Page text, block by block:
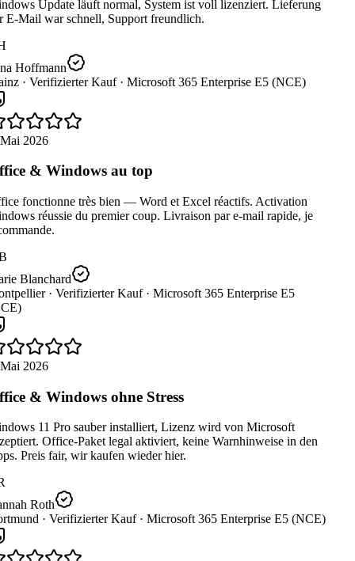
Update läuft normal, System ist voll lizenziert. Lieferung
E-Mail war schnell, Support freundlich.
Hoffmann
· Verifizierter Kauf · Microsoft 365 Enterprise E5 (NCE)
2026
& Windows au top
fonctionne très bien — Word et Excel réactifs. Activation
réussie du premier coup. Livraison par e-mail rapide, je
Blanchard
· Verifizierter Kauf · Microsoft 365 Enterprise E5
2026
& Windows ohne Stress
11 Pro sauber installiert, Lizenz wird von Microsoft
Office-Paket legal aktiviert, keine Warnhinweise in den
Preis fair, wir kaufen wieder hier.
Roth
· Verifizierter Kauf · Microsoft 365 Enterprise E5 (NCE)